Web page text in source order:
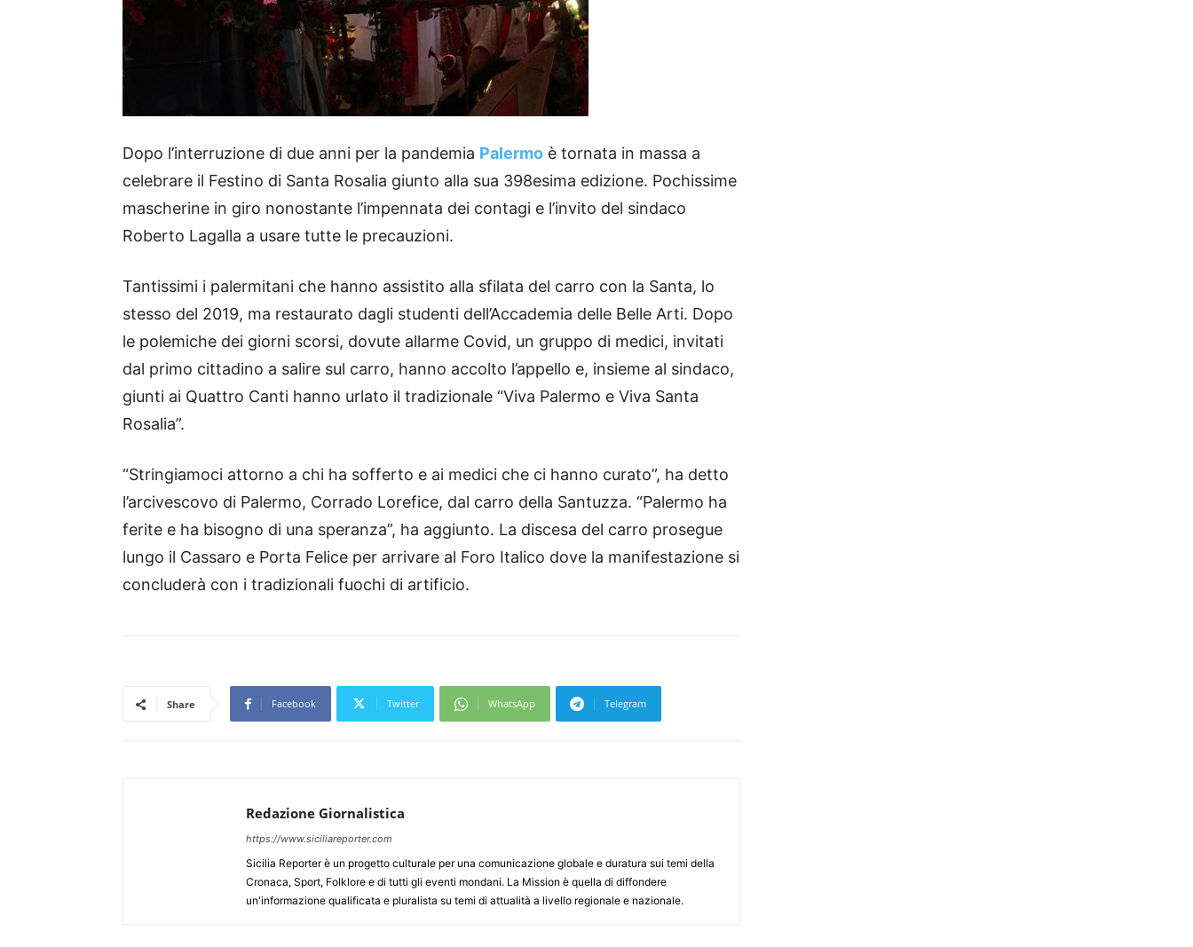
Dopo l’interruzione di due anni per la pandemia Palermo è tornata in massa a
celebrare il Festino di Santa Rosalia giunto alla sua 398esima edizione. Pochissime
mascherine in giro nonostante l’impennata dei contagi e l’invito del sindaco
Roberto Lagalla a usare tutte le precauzioni.
Tantissimi i palermitani che hanno assistito alla sfilata del carro con la Santa, lo
stesso del 2019, ma restaurato dagli studenti dell’Accademia delle Belle Arti. Dopo
le polemiche dei giorni scorsi, dovute allarme Covid, un gruppo di medici, invitati
dal primo cittadino a salire sul carro, hanno accolto l’appello e, insieme al sindaco,
giunti ai Quattro Canti hanno urlato il tradizionale “Viva Palermo e Viva Santa
Rosalia”.
“Stringiamoci attorno a chi ha sofferto e ai medici che ci hanno curato”, ha detto
l’arcivescovo di Palermo, Corrado Lorefice, dal carro della Santuzza. “Palermo ha
ferite e ha bisogno di una speranza”, ha aggiunto. La discesa del carro prosegue
lungo il Cassaro e Porta Felice per arrivare al Foro Italico dove la manifestazione si
concluderà con i tradizionali fuochi di artificio.
Share Facebook Twitter WhatsApp Telegram
Redazione Giornalistica
https://www.siciliareporter.com
Sicilia Reporter è un progetto culturale per una comunicazione globale e duratura sui temi della
Cronaca, Sport, Folklore e di tutti gli eventi mondani. La Mission è quella di diffondere
un'informazione qualificata e pluralista su temi di attualità a livello regionale e nazionale.